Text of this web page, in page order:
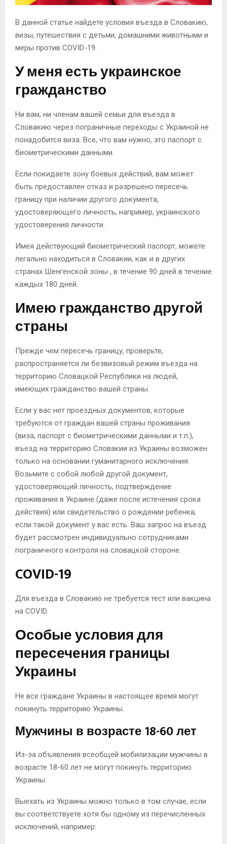
В данной статье найдете условия въезда в Словакию,
визы, путешествия с детьми, домашними животными и
меры против COVID-19.
У меня есть украинское
гражданство
Ни вам, ни членам вашей семьи для въезда в
Словакию через пограничные переходы с Украиной не
понадобится виза. Все, что вам нужно, это паспорт с
биометрическими данными.
Если покидаете зону боевых действий, вам может
быть предоставлен отказ и разрешено пересечь
границу при наличии другого документа,
удостоверяющего личность, например, украинского
удостоверения личности.
Имея действующий биометрический паспорт, можете
легально находиться в Словакии, как и в других
странах Шенгенской зоны , в течение 90 дней в течение
каждых 180 дней.
Имею гражданство другой
страны
Прежде чем пересечь границу, проверьте,
распространяется ли безвизовый режим въезда на
территорию Словацкой Республики на людей,
имеющих гражданство вашей страны.
Если у вас нет проездных документов, которые
требуются от граждан вашей страны проживания
(виза, паспорт с биометрическими данными и т.п.),
въезд на территорию Словакии из Украины возможен
только на основании гуманитарного исключения.
Возьмите с собой любой другой документ,
удостоверяющий личность, подтверждение
проживания в Украине (даже после истечения срока
действия) или свидетельство о рождении ребенка,
если такой документ у вас есть. Ваш запрос на въезд
будет рассмотрен индивидуально сотрудниками
пограничного контроля на словацкой стороне.
COVID-19
Для въезда в Словакию не требуется тест или вакцина
на COVID.
Особые условия для
пересечения границы
Украины
Не все граждане Украины в настоящее время могут
покинуть территорию Украины.
Мужчины в возрасте 18-60 лет
Из-за объявления всеобщей мобилизации мужчины в
возрасте 18-60 лет не могут покинуть территорию
Украины.
Выехать из Украины можно только в том случае, если
вы соответствуете хотя бы одному из перечисленных
исключений, например: